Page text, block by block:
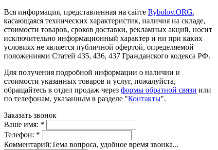
Вся информация, представленная на сайте Rybolov.ORG,
касающаяся технических характеристик, наличия на складе,
стоимости товаров, сроков доставки, рекламных акций, носит
исключительно информационный характер и ни при каких
условиях не является публичной офертой, определяемой
положениями Статей 435, 436, 437 Гражданского кодекса РФ.
Для получения подробной информации о наличии и
стоимости указанных товаров и услуг, пожалуйста,
обращайтесь в отдел продаж через формы обратной связи или
по телефонам, указанным в разделе "Контакты".
Заказать звонок
Ваше имя: *
Телефон: *
Комментарий:Тема вопроса, удобное время звонка...